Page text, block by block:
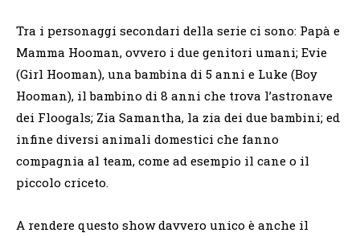
Tra i personaggi secondari della serie ci sono: Papà e
Mamma Hooman, ovvero i due genitori umani; Evie
(Girl Hooman), una bambina di 5 anni e Luke (Boy
Hooman), il bambino di 8 anni che trova l’astronave
dei Floogals; Zia Samantha, la zia dei due bambini; ed
infine diversi animali domestici che fanno
compagnia al team, come ad esempio il cane o il
piccolo criceto.
A rendere questo show davvero unico è anche il